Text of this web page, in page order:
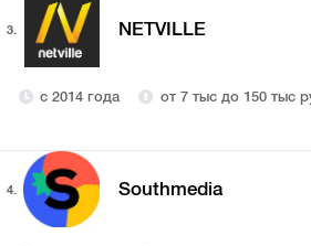
3. NETVILLE
с 2014 года от 7 тыс до 150 тыс
4. Southmedia